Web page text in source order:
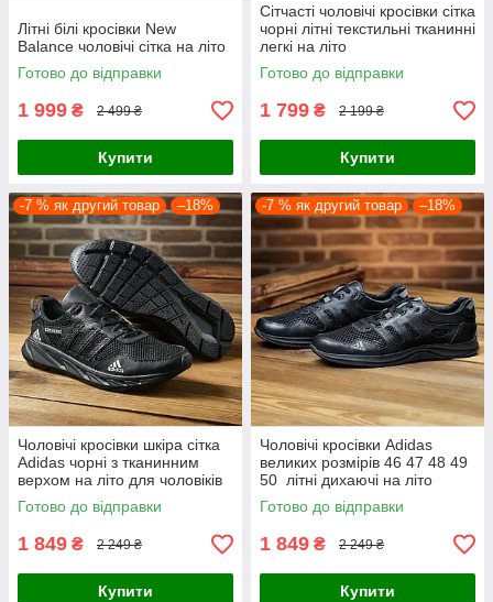
Літні білі кросівки New
Balance чоловічі сітка на літо
Готово до відправки
1 999 ₴ 2 499 ₴
Купити
Сітчасті чоловічі кросівки сітка
чорні літні текстильні тканинні
легкі на літо
Готово до відправки
1 799 ₴ 2 199 ₴
Купити
-7 % як другий товар –18%
Чоловічі кросівки шкіра сітка
Adidas чорні з тканинним
верхом на літо для чоловіків
Готово до відправки
1 849 ₴ 2 249 ₴
Купити
-7 % як другий товар –18%
Чоловічі кросівки Adidas
великих розмірів 46 47 48 49
50 літні дихаючі на літо
Готово до відправки
1 849 ₴ 2 249 ₴
Купити